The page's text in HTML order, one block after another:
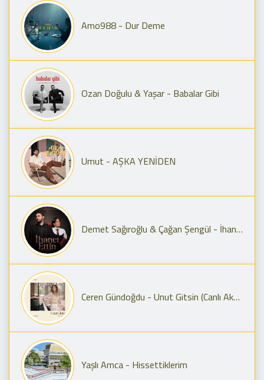
Amo988 - Dur Deme
Ozan Doğulu & Yaşar - Babalar Gibi
Umut - AŞKA YENİDEN
Demet Sağıroğlu & Çağan Şengül - İhanet Ettin
Ceren Gündoğdu - Unut Gitsin (Canlı Akustik)
Yaşlı Amca - Hissettiklerim